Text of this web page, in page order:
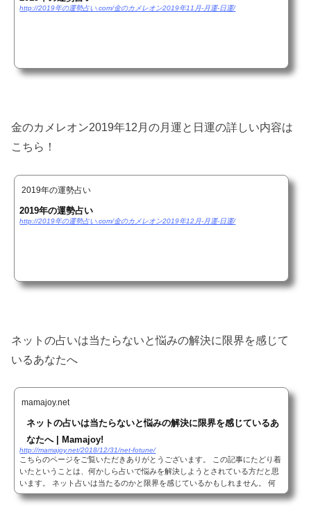
http://2019年の運勢占い.com/金のカメレオン2019年11月-月運-日運/
金のカメレオン2019年12月の月運と日運の詳しい内容は
こちら！
2019年の運勢占い
2019年の運勢占い
http://2019年の運勢占い.com/金のカメレオン2019年12月-月運-日運/
ネットの占いは当たらないと悩みの解決に限界を感じて
いるあなたへ
mamajoy.net
ネットの占いは当たらないと悩みの解決に限界を感じているあ
なたへ | Mamajoy!
http://mamajoy.net/2018/12/31/net-fotune/
こちらのページをご覧いただきありがとうございます。 この記事にたどり着
いたということは、何かしら占いで悩みを解決しようとされている方だと思
います。 ネット占いは当たるのかと限界を感じているかもしれません。 何
か深い悩みをお持ちであると推察します。 人...